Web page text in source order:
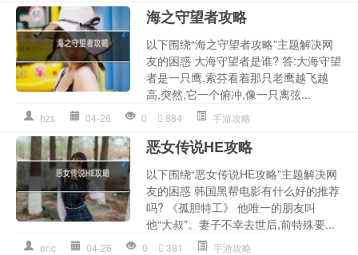
海之守望者攻略
以下围绕“海之守望者攻略”主题解决网
友的困惑 大海守望者是谁? 答:大海守望
者是一只鹰,索芬看着那只老鹰越飞越
高,突然,它一个俯冲,像一只离弦...
hzs 04-26 0 884 手游攻略
恶女传说HE攻略
以下围绕“恶女传说HE攻略”主题解决网
友的困惑 韩国黑帮电影有什么好的推荐
吗? 《孤胆特工》 他唯一的朋友叫
他“大叔”。妻子不幸去世后,前特殊要...
enc 04-26 0 381 手游攻略